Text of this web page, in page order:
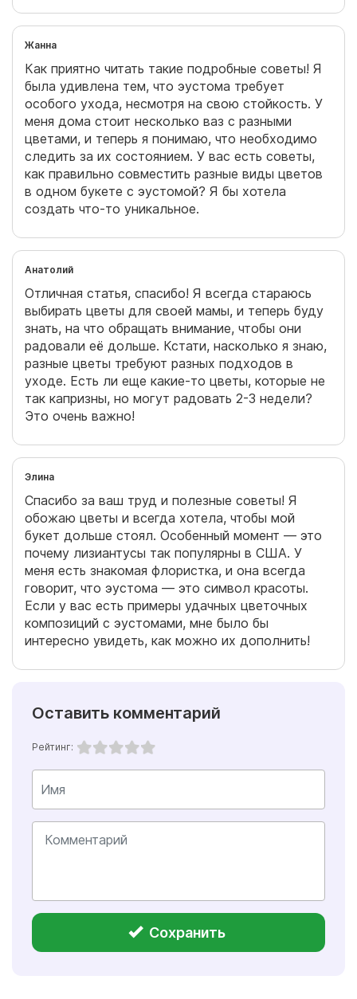
Жанна
Как приятно читать такие подробные советы! Я
была удивлена тем, что эустома требует
особого ухода, несмотря на свою стойкость. У
меня дома стоит несколько ваз с разными
цветами, и теперь я понимаю, что необходимо
следить за их состоянием. У вас есть советы,
как правильно совместить разные виды цветов
в одном букете с эустомой? Я бы хотела
создать что-то уникальное.
Анатолий
Отличная статья, спасибо! Я всегда стараюсь
выбирать цветы для своей мамы, и теперь буду
знать, на что обращать внимание, чтобы они
радовали её дольше. Кстати, насколько я знаю,
разные цветы требуют разных подходов в
уходе. Есть ли еще какие-то цветы, которые не
так капризны, но могут радовать 2-3 недели?
Это очень важно!
Элина
Спасибо за ваш труд и полезные советы! Я
обожаю цветы и всегда хотела, чтобы мой
букет дольше стоял. Особенный момент — это
почему лизиантусы так популярны в США. У
меня есть знакомая флористка, и она всегда
говорит, что эустома — это символ красоты.
Если у вас есть примеры удачных цветочных
композиций с эустомами, мне было бы
интересно увидеть, как можно их дополнить!
Оставить комментарий
Рейтинг:
Сохранить